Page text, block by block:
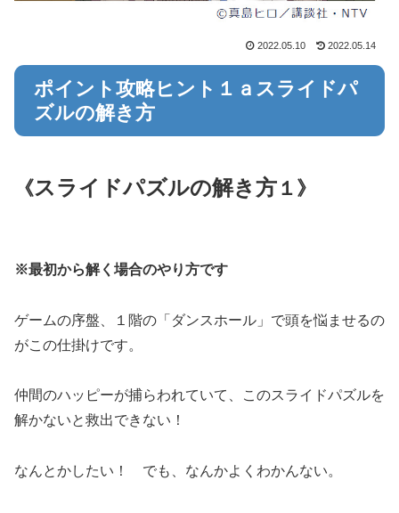
2022.05.10 2022.05.14
ポイント攻略ヒント１ａスライドパ
ズルの解き方
《スライドパズルの解き方 １》
※最初から解く場合のやり方です
ゲームの序盤、１階の「ダンスホール」で頭を悩ませるの
がこの仕掛けです。
仲間のハッピーが捕らわれていて、このスライドパズルを
解かないと救出できない！
なんとかしたい！ でも、なんかよくわかんない。